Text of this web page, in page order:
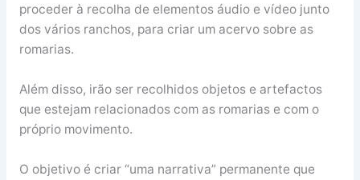
proceder à recolha de elementos áudio e vídeo junto
dos vários ranchos, para criar um acervo sobre as
romarias.
Além disso, irão ser recolhidos objetos e artefactos
que estejam relacionados com as romarias e com o
próprio movimento.
O objetivo é criar “uma narrativa” permanente que